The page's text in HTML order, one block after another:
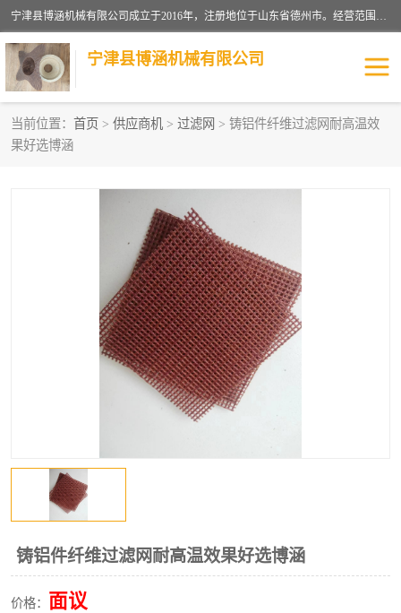
宁津县博涵机械有限公司成立于2016年，注册地位于山东省德州市。经营范围包括：机械设备研发、生产及销售，铸造用造型材料生产、销售，玻璃纤维及制品制造、销售，汽车零配件零售，机械零件、零部件加工，机械零件、零部件销售等；主要产品有：纤维过滤网,陶瓷过滤器,泡沫陶瓷过滤器,耐高温纤维过滤器,铸铁过滤器,铸铜过滤网,铸铝过滤网,铝轮毂过滤网,高效过滤网,高效陶瓷过滤网,高效纤维过滤网。
宁津县博涵机械有限公司
当前位置： 首页 > 供应商机 > 过滤网 > 铸铝件纤维过滤网耐高温效
果好选博涵
铸铝件纤维过滤网耐高温效果好选博涵
价格： 面议
过滤网
避脏网